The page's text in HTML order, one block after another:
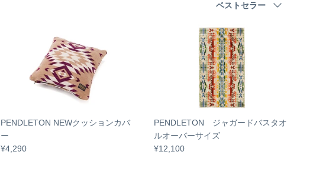
え
ベストセラー
PENDLETON NEWクッションカバ
ー
¥4,290
PENDLETON ジャガードバスタオ
ルオーバーサイズ
¥12,100